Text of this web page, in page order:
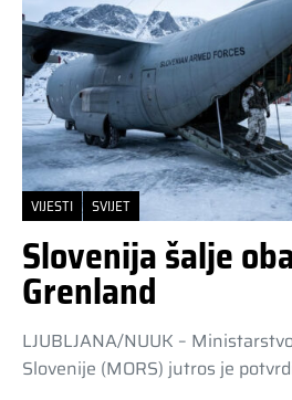
VIJESTI SVIJET
Slovenija šalje
Grenland
LJUBLJANA/NUUK –
Slovenije (MORS) jutros je